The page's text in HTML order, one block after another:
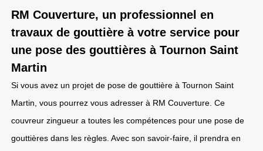
RM Couverture, un professionnel en
travaux de gouttière à votre service pour
une pose des gouttières à Tournon Saint
Martin
Si vous avez un projet de pose de gouttière à Tournon Saint
Martin, vous pourrez vous adresser à RM Couverture. Ce
couvreur zingueur a toutes les compétences pour une pose de
gouttières dans les règles. Avec son savoir-faire, il prendra en